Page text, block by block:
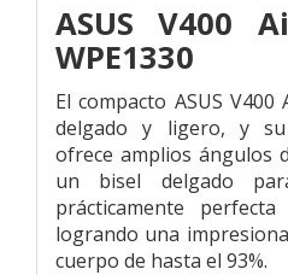
ASUS V400
WPE1330
El compacto ASUS
delgado y ligero, y su
ofrece amplios ángulos
un bisel delgado
prácticamente
logrando una
cuerpo de hasta el 93%.